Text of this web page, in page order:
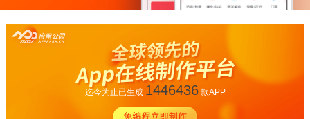
迄今为止已生成 1446436款APP